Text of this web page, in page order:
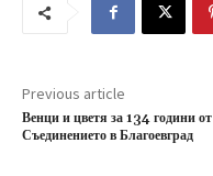
Previous article
Венци и цветя за 134 години от
Съединението в Благоевград